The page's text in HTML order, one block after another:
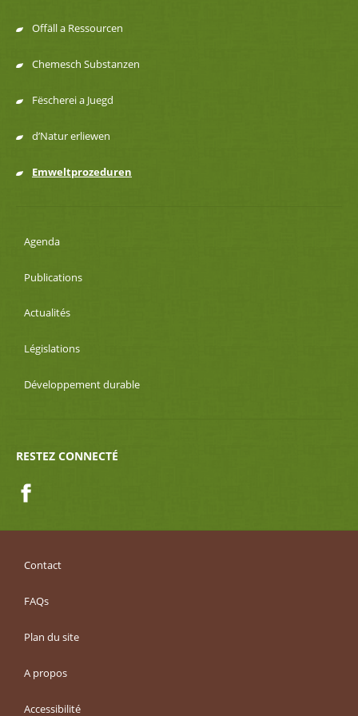
Offäll a Ressourcen
Chemesch Substanzen
Fëscherei a Juegd
d’Natur erliewen
Emweltprozeduren
Agenda
Publications
Actualités
Législations
Développement durable
RESTEZ CONNECTÉ
Contact
FAQs
Plan du site
A propos
Accessibilité